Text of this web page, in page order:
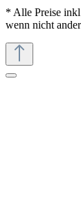
* Alle Preise
wenn nicht